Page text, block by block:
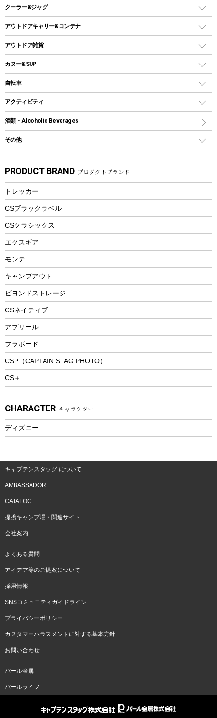
自立式タープ
パラソル
テントアクセサリー
ペグ
グランドシート
ガイドロープ
ツール
ヘッドライト
キャンドル
ガストーチ、ライター
卓上タイプグリル
パーティータイプグリル
鉄板、アミ
焚き火台&ストーブ
火起こし
バーベキューツール
ホットサンドメーカー
クッカーセット
シェラカップ
クッキングツール
ナイフ
カトラリー
マグカップ、カップ
ステンレスボトル
フードボトル
トレー
ランチョンマット
ランチボックス
ステンレスボトル
コップ付きタイプ
ワンタッチタイプ
プラスチックボトル
ディズニーボトル
クーラー&ジャグ
クーラーボックス
クーラーバッグ
ウォータージャグ
保冷剤
アウトドアキャリー&コンテナ
アウトドアキャリー
アウトドア雑貨
バックパック&バッグ
リュック、バックパック
トートバッグ、サコッシュ
ショッピングキャリー
その他アウトドア雑貨
スプレー関係
ツール、他
カヌー&SUP
インフレータブル
カヤック
パドル
ヘルメット
エアーポンプ
アクセサリー
自転車
折りたたみ自転車
スポーツサイクル
シティサイクル
自転車ウェア
アクティビティ
マリン
ラッシュガード
パラソル
フローティングベスト
ヘルメット
エアーポンプ
ビーチテント
ウィンター
スノーシュー
防寒ウェア
トレッキング
トレッキングアクセサリー
プレイグッズ
ウェルネス
ウェア、タオル
ウェア
酒類・Alcoholic Beverages
その他
湯たんぽ
防災用品
PRODUCT BRAND プロダクトブランド
トレッカー
CSブラックラベル
CSクラシックス
エクスギア
モンテ
キャンプアウト
ビヨンドストレージ
CSネイティブ
アプリール
フラボード
CSP（CAPTAIN STAG PHOTO）
CS＋
CHARACTER キャラクター
ディズニー
キャプテンスタッグ について
AMBASSADOR
CATALOG
提携キャンプ場・関連サイト
会社案内
よくある質問
アイデア等のご提案について
採用情報
SNSコミュニティガイドライン
プライバシーポリシー
カスタマーハラスメントに対する基本方針
お問い合わせ
パール金属
パールライフ